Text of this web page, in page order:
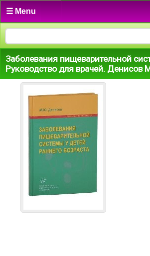
☰ Menu
Заболевания пищеварительной
Руководство для врачей.